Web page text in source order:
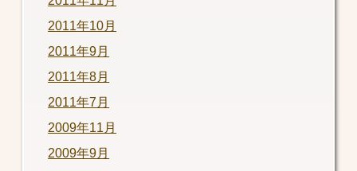
2011年10月
2011年9月
2011年8月
2011年7月
2009年11月
2009年9月